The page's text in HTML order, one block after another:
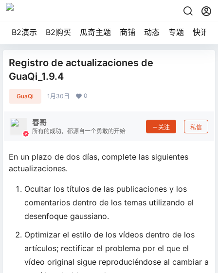
B2演示 B2购买 瓜奇主题 商铺 动态 专题 快讯
Registro de actualizaciones de
GuaQi_1.9.4
GuaQi 1月30日 0
春哥
所有的成功，都源自一个勇敢的开始
关注 私信
En un plazo de dos días, complete las siguientes
actualizaciones.
Ocultar los títulos de las publicaciones y los
comentarios dentro de los temas utilizando el
desenfoque gaussiano.
Optimizar el estilo de los vídeos dentro de los
artículos; rectificar el problema por el que el
vídeo original sigue reproduciéndose al cambiar a